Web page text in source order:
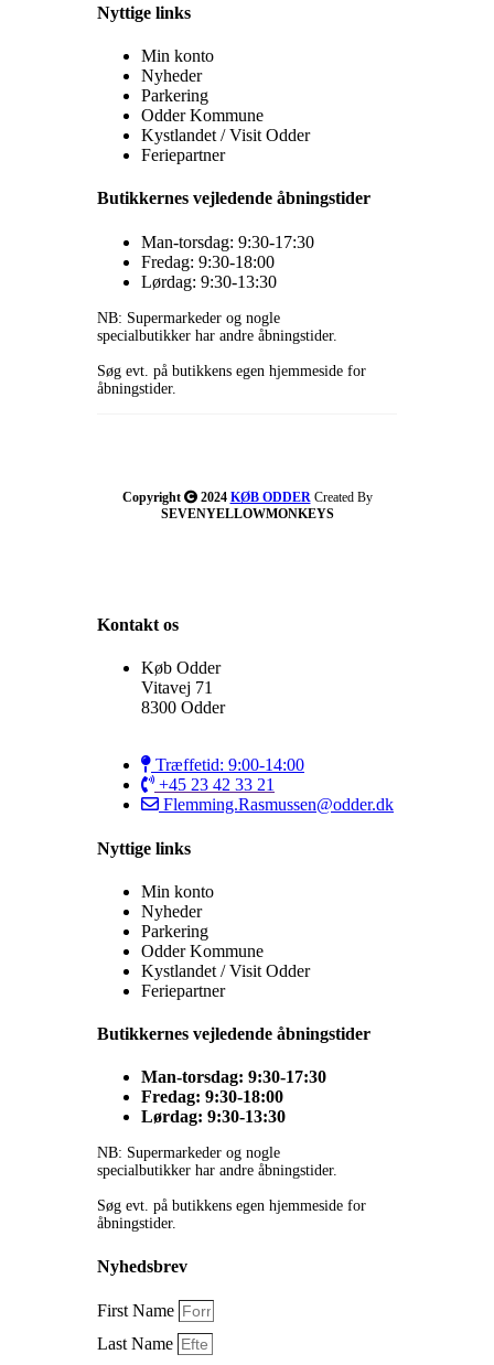
Nyttige links
Min konto
Nyheder
Parkering
Odder Kommune
Kystlandet / Visit Odder
Feriepartner
Butikkernes vejledende åbningstider
Man-torsdag: 9:30-17:30
Fredag: 9:30-18:00
Lørdag: 9:30-13:30
NB: Supermarkeder og nogle
specialbutikker har andre åbningstider.
Søg evt. på butikkens egen hjemmeside for
åbningstider.
Copyright 2024 KØB ODDER Created By
SEVENYELLOWMONKEYS
Kontakt os
Køb Odder
Vitavej 71
8300 Odder
Træffetid: 9:00-14:00
+45 23 42 33 21
Flemming.Rasmussen@odder.dk
Nyttige links
Min konto
Nyheder
Parkering
Odder Kommune
Kystlandet / Visit Odder
Feriepartner
Butikkernes vejledende åbningstider
Man-torsdag: 9:30-17:30
Fredag: 9:30-18:00
Lørdag: 9:30-13:30
NB: Supermarkeder og nogle
specialbutikker har andre åbningstider.
Søg evt. på butikkens egen hjemmeside for
åbningstider.
Nyhedsbrev
First Name
Last Name